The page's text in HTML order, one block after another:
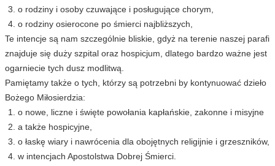
o rodziny i osoby czuwające i posługujące chorym,
o rodziny osierocone po śmierci najbliższych,
Te intencje są nam szczególnie bliskie, gdyż na terenie naszej parafi
znajduje się duży szpital oraz hospicjum, dlatego bardzo ważne jest
ogarniecie tych dusz modlitwą.
Pamiętamy także o tych, którzy są potrzebni by kontynuować dzieło
Bożego Miłosierdzia:
o nowe, liczne i święte powołania kapłańskie, zakonne i misyjne
a także hospicyjne,
o łaskę wiary i nawrócenia dla obojętnych religijnie i grzeszników,
w intencjach Apostolstwa Dobrej Śmierci.